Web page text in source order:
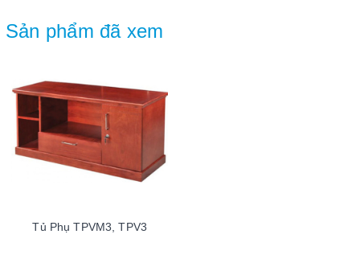
Sản phẩm đã xem
Tủ Phụ TPVM3, TPV3